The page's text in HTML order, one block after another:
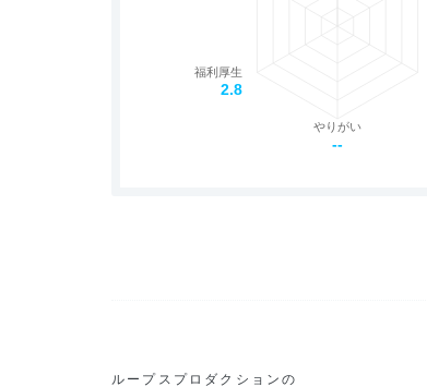
やりがい
--
福利厚生
2.8
ループスプロダクションの